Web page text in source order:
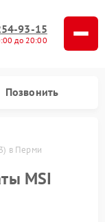
93-15
до 20:00
Позвонить
в Перми
MSI